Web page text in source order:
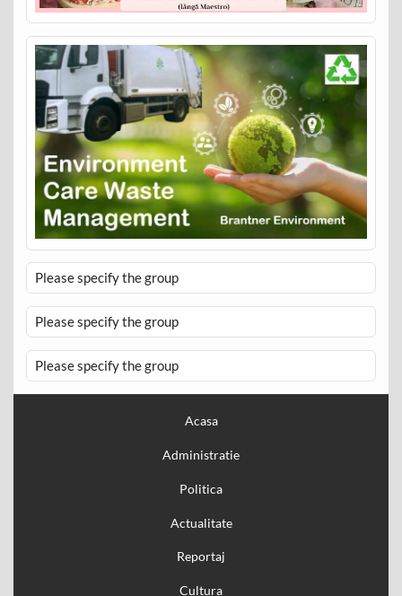
Please specify the group
Please specify the group
Please specify the group
Acasa
Administratie
Politica
Actualitate
Reportaj
Cultura